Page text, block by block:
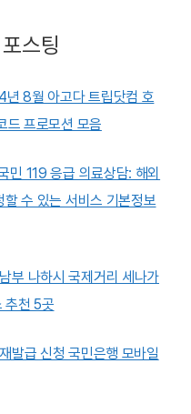
스팅
8월 아고다 트립닷컴 호
드 프로모션 모음
119 응급 의료상담: 해외
수 있는 서비스 기본정보
나하시 국제거리 세나가
추천 5곳
발급 신청 국민은행 모바일